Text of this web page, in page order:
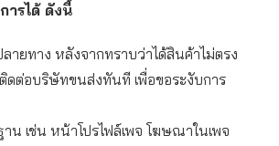
ารได้ ดังนี้
ายทาง หลังจากทราบว่าได้สินค้าไม่ตรง
ต่อบริษัทขนส่งทันที เพื่อขอระงับการ
น เช่น หน้าโปรไฟล์เพจ โฆษณาในเพจ